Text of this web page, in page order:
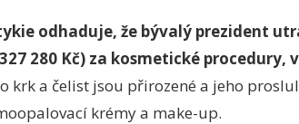
odhaduje, že bývalý prezident
280 Kč) za kosmetické
krk a čelist jsou přirozené a jeho
krémy a make-up.